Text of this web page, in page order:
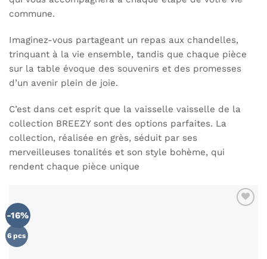
commune.
Imaginez-vous partageant un repas aux chandelles,
trinquant à la vie ensemble, tandis que chaque pièce
sur la table évoque des souvenirs et des promesses
d’un avenir plein de joie.
C’est dans cet esprit que la vaisselle vaisselle de la
collection BREEZY sont des options parfaites. La
collection, réalisée en grès, séduit par ses
merveilleuses tonalités et son style bohème, qui
rendent chaque pièce unique
-16%
6 pcs